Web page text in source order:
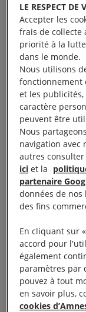
Le 7 octobre
assassinée
immeuble.
fait d’elle un
bafouée en
monde. Cet
International
frontières et
de la Mairie
À lire aussi :
Mairie de
Paris,
LE RESPECT DE
Accepter les
frais de collecte
priorité à la
dans le monde.
Nous utilisons
fonctionnement
et les publicités,
caractère
peuvent être
Nous
navigation avec
autres consulter
ici et la
partenaire
données de nos
des fins
En cliquant sur «
accord pour
également
paramètres par
pouvez à tout
en savoir plus,
cookies